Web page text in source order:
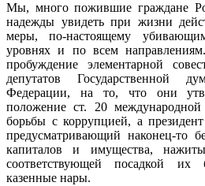
Мы, много пожившие граждане
надежды увидеть при жизни
меры, по-настоящему
уровнях и по всем
пробуждение элементарной
депутатов Государственной
Федерации, на то, что они
положение ст. 20
борьбы с коррупцией, а
предусматривающий наконец-то
капиталов и имущества,
соответствующей посадкой
казенные нары.